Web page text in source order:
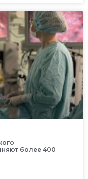
более 400